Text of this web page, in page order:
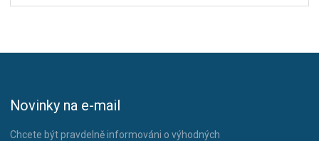
Novinky na e-mail
Chcete být pravdelně informováni o výhodných